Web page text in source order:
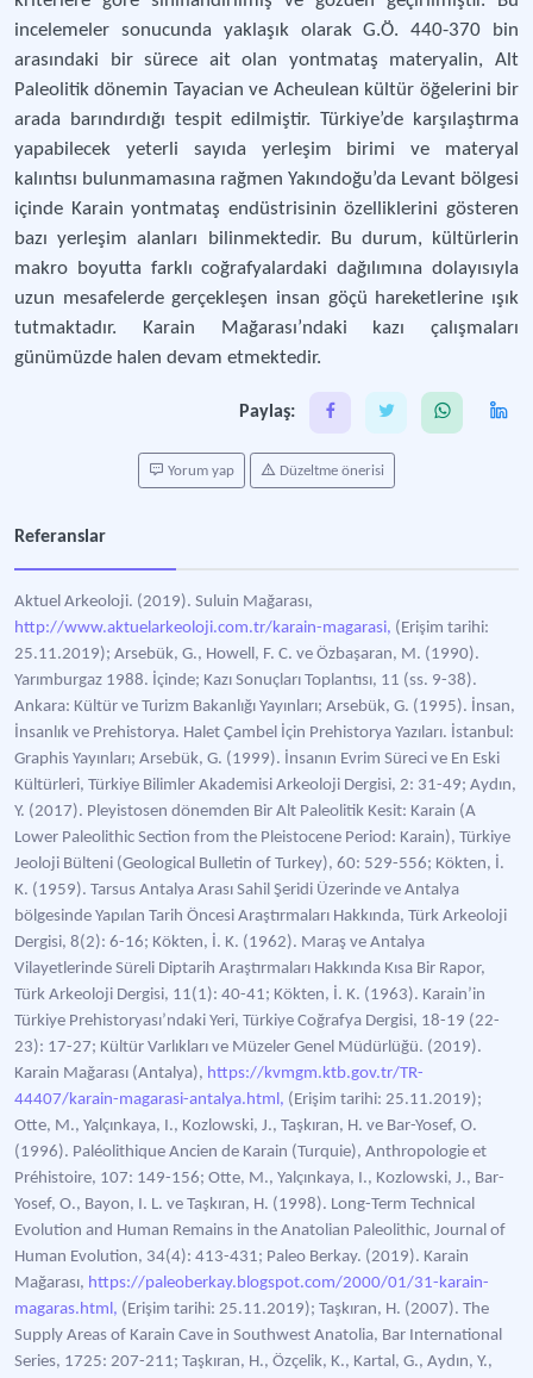
incelemeler sonucunda yaklaşık olarak G.Ö. 440-370 bin
arasındaki bir sürece ait olan yontmataş materyalin, Alt
Paleolitik dönemin Tayacian ve Acheulean kültür öğelerini bir
arada barındırdığı tespit edilmiştir. Türkiye’de karşılaştırma
yapabilecek yeterli sayıda yerleşim birimi ve materyal
kalıntısı bulunmamasına rağmen Yakındoğu’da Levant bölgesi
içinde Karain yontmataş endüstrisinin özelliklerini gösteren
bazı yerleşim alanları bilinmektedir. Bu durum, kültürlerin
makro boyutta farklı coğrafyalardaki dağılımına dolayısıyla
uzun mesafelerde gerçekleşen insan göçü hareketlerine ışık
tutmaktadır. Karain Mağarası’ndaki kazı çalışmaları
günümüzde halen devam etmektedir.
Paylaş:
Yorum yap Düzeltme önerisi
Referanslar
Aktuel Arkeoloji. (2019). Suluin Mağarası,
http://www.aktuelarkeoloji.com.tr/karain-magarasi, (Erişim tarihi:
25.11.2019); Arsebük, G., Howell, F. C. ve Özbaşaran, M. (1990).
Yarımburgaz 1988. İçinde; Kazı Sonuçları Toplantısı, 11 (ss. 9-38).
Ankara: Kültür ve Turizm Bakanlığı Yayınları; Arsebük, G. (1995). İnsan,
İnsanlık ve Prehistorya. Halet Çambel İçin Prehistorya Yazıları. İstanbul:
Graphis Yayınları; Arsebük, G. (1999). İnsanın Evrim Süreci ve En Eski
Kültürleri, Türkiye Bilimler Akademisi Arkeoloji Dergisi, 2: 31-49; Aydın,
Y. (2017). Pleyistosen dönemden Bir Alt Paleolitik Kesit: Karain (A
Lower Paleolithic Section from the Pleistocene Period: Karain), Türkiye
Jeoloji Bülteni (Geological Bulletin of Turkey), 60: 529-556; Kökten, İ.
K. (1959). Tarsus Antalya Arası Sahil Şeridi Üzerinde ve Antalya
bölgesinde Yapılan Tarih Öncesi Araştırmaları Hakkında, Türk Arkeoloji
Dergisi, 8(2): 6-16; Kökten, İ. K. (1962). Maraş ve Antalya
Vilayetlerinde Süreli Diptarih Araştırmaları Hakkında Kısa Bir Rapor,
Türk Arkeoloji Dergisi, 11(1): 40-41; Kökten, İ. K. (1963). Karain’in
Türkiye Prehistoryası’ndaki Yeri, Türkiye Coğrafya Dergisi, 18-19 (22-
23): 17-27; Kültür Varlıkları ve Müzeler Genel Müdürlüğü. (2019).
Karain Mağarası (Antalya), https://kvmgm.ktb.gov.tr/TR-
44407/karain-magarasi-antalya.html, (Erişim tarihi: 25.11.2019);
Otte, M., Yalçınkaya, I., Kozlowski, J., Taşkıran, H. ve Bar-Yosef, O.
(1996). Paléolithique Ancien de Karain (Turquie), Anthropologie et
Préhistoire, 107: 149-156; Otte, M., Yalçınkaya, I., Kozlowski, J., Bar-
Yosef, O., Bayon, I. L. ve Taşkıran, H. (1998). Long-Term Technical
Evolution and Human Remains in the Anatolian Paleolithic, Journal of
Human Evolution, 34(4): 413-431; Paleo Berkay. (2019). Karain
Mağarası, https://paleoberkay.blogspot.com/2000/01/31-karain-
magaras.html, (Erişim tarihi: 25.11.2019); Taşkıran, H. (2007). The
Supply Areas of Karain Cave in Southwest Anatolia, Bar International
Series, 1725: 207-211; Taşkıran, H., Özçelik, K., Kartal, G., Aydın, Y.,